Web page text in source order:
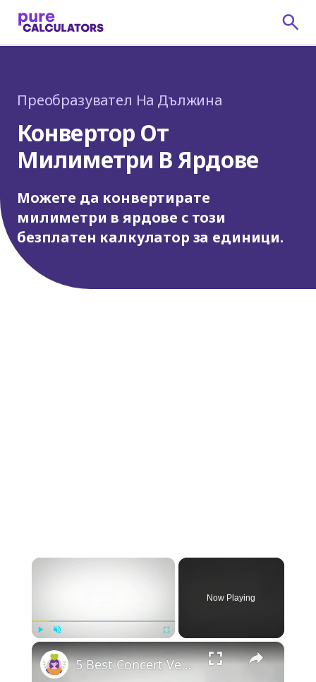
Преобразувател На Дължина
Конвертор От
Милиметри В Ярдове
Можете да конвертирате
милиметри в ярдове с този
безплатен калкулатор за единици.
×
Now Playing
×
5 Best Concert Venues In The World